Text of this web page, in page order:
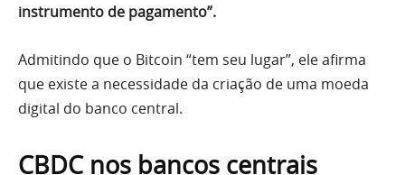
instrumento de pagamento”.
Admitindo que o Bitcoin “tem seu lugar”, ele afirma
que existe a necessidade da criação de uma moeda
digital do banco central.
CBDC nos bancos centrais